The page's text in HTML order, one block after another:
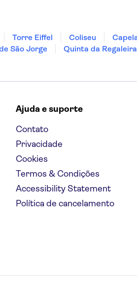
Torre Eiffel Coliseu
São Jorge Quinta da Regaleira
Ajuda e suporte
Contato
Privacidade
Cookies
Termos & Condições
Accessibility Statement
Política de cancelamento